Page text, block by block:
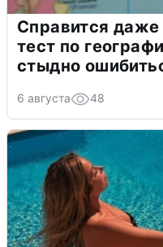
Справится
тест по
стыдно
6 августа 48